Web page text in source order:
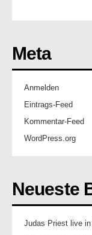
Meta
Anmelden
Eintrags-Feed
Kommentar-Feed
WordPress.org
Neueste
Judas Priest live